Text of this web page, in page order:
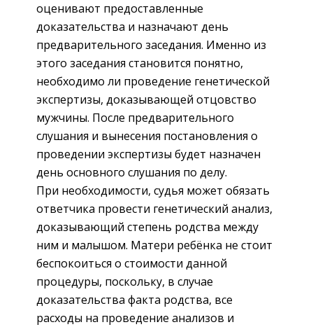
оценивают предоставленные
доказательства и назначают день
предварительного заседания. Именно из
этого заседания становится понятно,
необходимо ли проведение генетической
экспертизы, доказывающей отцовство
мужчины. После предварительного
слушания и вынесения постановления о
проведении экспертизы будет назначен
день основного слушания по делу.
При необходимости, судья может обязать
ответчика провести генетический анализ,
доказывающий степень родства между
ним и малышом. Матери ребёнка не стоит
беспокоиться о стоимости данной
процедуры, поскольку, в случае
доказательства факта родства, все
расходы на проведение анализов и